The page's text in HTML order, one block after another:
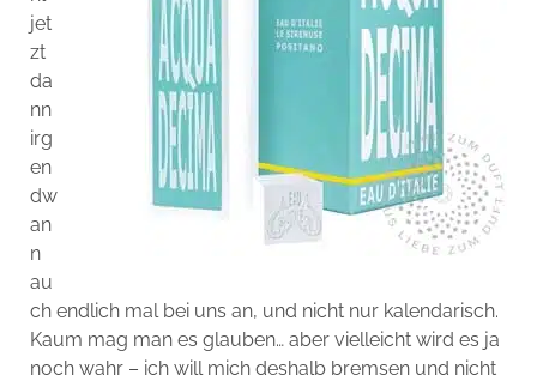
jet
zt
da
nn
irg
en
dw
an
n
au
ch endlich mal bei uns an, und nicht nur kalendarisch.
Kaum mag man es glauben… aber vielleicht wird es ja
noch wahr – ich will mich deshalb bremsen und nicht